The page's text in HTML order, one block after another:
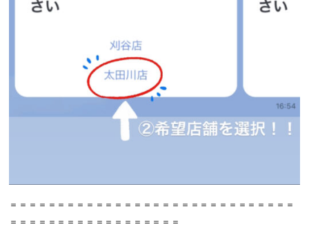
＝＝＝＝＝＝＝＝＝＝＝＝＝＝＝＝＝＝＝＝＝＝＝＝＝＝＝＝＝＝
＝＝＝＝＝＝＝＝＝＝＝＝＝＝＝＝＝＝